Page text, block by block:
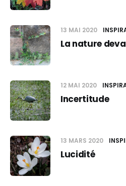
13 MAI 2020
La nature
12 MAI 2020
Incertitude
13 MARS 2020
Lucidité